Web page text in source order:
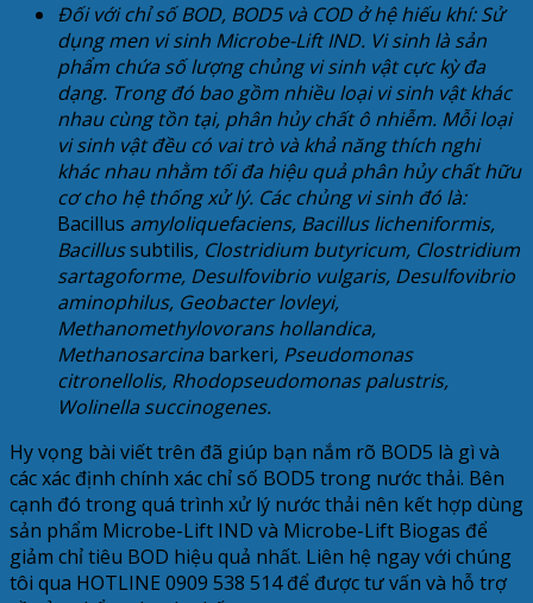
Đối với chỉ số BOD, BOD5 và COD ở hệ hiếu khí: Sử
dụng men vi sinh Microbe-Lift IND. Vi sinh là sản
phẩm chứa số lượng chủng vi sinh vật cực kỳ đa
dạng. Trong đó bao gồm nhiều loại vi sinh vật khác
nhau cùng tồn tại, phân hủy chất ô nhiễm. Mỗi loại
vi sinh vật đều có vai trò và khả năng thích nghi
khác nhau nhằm tối đa hiệu quả phân hủy chất hữu
cơ cho hệ thống xử lý. Các chủng vi sinh đó là:
Bacillus amyloliquefaciens, Bacillus licheniformis,
Bacillussubtilis, Clostridium butyricum, Clostridium
sartagoforme, Desulfovibrio vulgaris, Desulfovibrio
aminophilus, Geobacter lovleyi,
Methanomethylovorans hollandica,
Methanosarcina barkeri, Pseudomonas
citronellolis, Rhodopseudomonas palustris,
Wolinella succinogenes.
Hy vọng bài viết trên đã giúp bạn nắm rõ BOD5 là gì và
các xác định chính xác chỉ số BOD5 trong nước thải. Bên
cạnh đó trong quá trình xử lý nước thải nên kết hợp dùng
sản phẩm Microbe-Lift IND và Microbe-Lift Biogas để
giảm chỉ tiêu BOD hiệu quả nhất. Liên hệ ngay với chúng
tôi qua HOTLINE 0909 538 514 để được tư vấn và hỗ trợ